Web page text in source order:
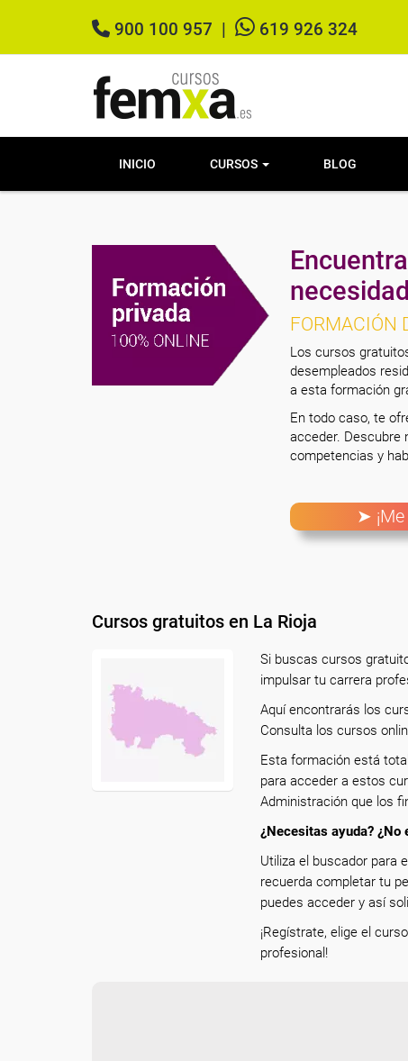
900 100 957 619 926 324
INICIO CURSOS BLOG
FORMACIÓN
Los cursos
desempleados
a esta formación
En todo caso, te
acceder. Descubre
competencias y
➤
Cursos gratuitos en La Rioja
Si buscas cursos
impulsar tu carrera
Aquí encontrarás los
Consulta los cursos
Esta formación está
para acceder a estos
Administración que los
¿Necesitas ayuda? ¿No
Utiliza el buscador para
recuerda completar tu
puedes acceder y así
¡Regístrate, elige el
profesional!